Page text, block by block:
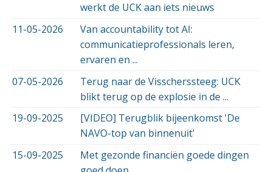
werkt de UCK aan iets nieuws
11-05-2026
Van accountability tot AI:
communicatieprofessionals leren,
ervaren en ...
07-05-2026
Terug naar de Visscherssteeg: UCK
blikt terug op de explosie in de ...
19-09-2025
[VIDEO] Terugblik bijeenkomst 'De
NAVO-top van binnenuit'
15-09-2025
Met gezonde financiën goede dingen